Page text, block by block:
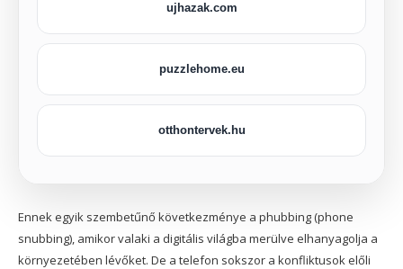
ujhazak.com
puzzlehome.eu
otthontervek.hu
Ennek egyik szembetűnő következménye a phubbing (phone
snubbing), amikor valaki a digitális világba merülve elhanyagolja a
környezetében lévőket. De a telefon sokszor a konfliktusok előli